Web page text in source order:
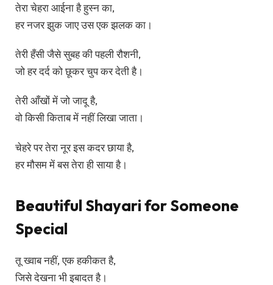
तेरा चेहरा आईना है हुस्न का,
हर नजर झुक जाए उस एक झलक का।
तेरी हँसी जैसे सुबह की पहली रौशनी,
जो हर दर्द को छूकर चुप कर देती है।
तेरी आँखों में जो जादू है,
वो किसी किताब में नहीं लिखा जाता।
चेहरे पर तेरा नूर इस कदर छाया है,
हर मौसम में बस तेरा ही साया है।
Beautiful Shayari for Someone
Special
तू ख्वाब नहीं, एक हकीकत है,
जिसे देखना भी इबादत है।